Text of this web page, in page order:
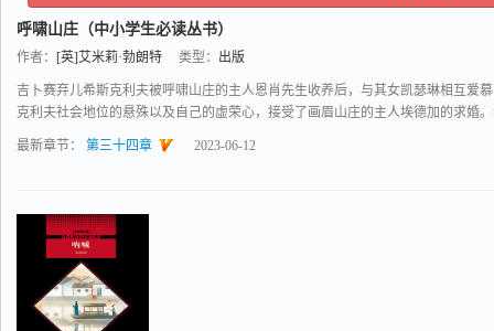
呼啸山庄（中小学生必读丛书）
作者： [英]艾米莉·勃朗特 类型： 出版
吉卜赛弃儿希斯克利夫被呼啸山庄的主人恩肖先生收养后，与其女凯瑟琳相互爱
克利夫社会地位的悬殊以及自己的虚荣心，接受了画眉山庄的主人埃德加的求婚
最新章节： 第三十四章 2023-06-12